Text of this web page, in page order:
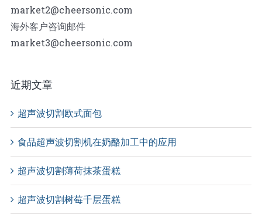
market2@cheersonic.com
海外客户咨询邮件
market3@cheersonic.com
近期文章
超声波切割欧式面包
食品超声波切割机在奶酪加工中的应用
超声波切割薄荷抹茶蛋糕
超声波切割树莓千层蛋糕